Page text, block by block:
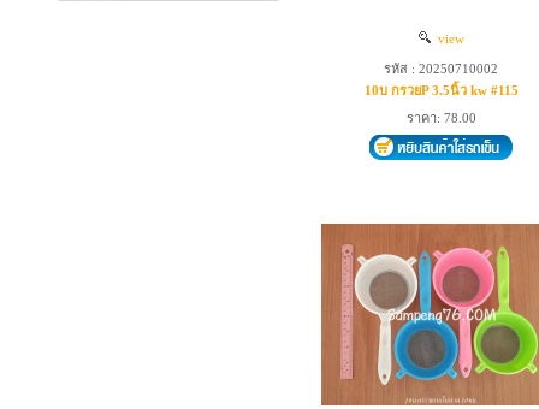
view
รหัส : 20250710002
10บ กรวยP 3.5นิ้ว kw #115
ราคา: 78.00